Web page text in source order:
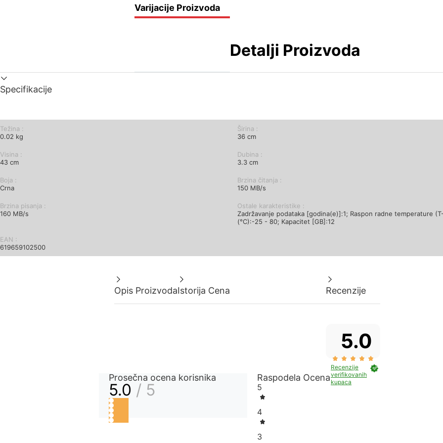
Varijacije Proizvoda
Detalji Proizvoda
Specifikacije
Težina :
0.02 kg
Širina :
36 cm
Visina :
43 cm
Dubina :
3.3 cm
Boјa :
Crna
Brzina čitanja :
150 MB/s
Brzina pisanja :
160 MB/s
Ostale karakteristike :
Zadržavanje podataka [godina(e)]:1; Raspon radne temperature
(°C):-25 - 80; Kapacitet [GB]:12
EAN :
619659102500
Opis ProizvodaIstorija Cena Recenzije
5.0
Recenzije
verifikovanih
kupaca
Prosečna ocena korisnika
5.0 / 5
Raspodela Ocena
5
4
3